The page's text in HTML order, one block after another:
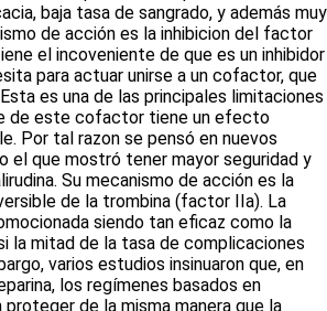
baja tasa de sangrado, y además muy
de acción es la inhibicion del factor
el incoveniente de que es un inhibidor
para actuar unirse a un cofactor, que
es una de las principales limitaciones
de este cofactor tiene un efecto
Por tal razon se pensó en nuevos
el que mostró tener mayor seguridad y
Su mecanismo de acción es la
de la trombina (factor IIa). La
siendo tan eficaz como la
la mitad de la tasa de complicaciones
varios estudios insinuaron que, en
los regímenes basados en
proteger de la misma manera que la